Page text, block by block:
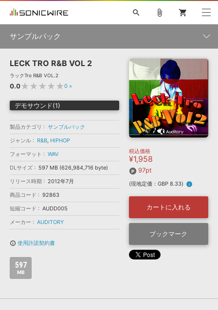
ソフト音源 »
プラグイン・エフェクト »
サンプルパック »
ソフトウェア／ツール »
DAW »
効果音 »
BGM »
キャンペーン »
特集 »
ニュースレター »
SONICWIREブログ »
製品サポート情報 »
DTMガイド »
FAQ »
お問い合わせ »
音楽カード
楽曲配信流通 サービス
無償のサウンド管理ソフト
search
初音ミク NT 鏡音リン・レン V4X 巡音ルカ V4X
MEIKO V3
KAITO V3
TOONTRACK
SPITFIRE AUDIO
VIENNA
EZ DRUMMER 3
ライセンスフリーBGM
サンプルパックを試そう
ボーカル抜き出し
DUBSTEP
MUTANT
ROUTER.FM
ソフト音源 プラグイン・エフェクト
ソフトウェア／ツール 効果音
attach_file shopping_cart
サンプルパック
製品一覧
ジャンル
メーカー
フォーマット
ランキング
LECK TRO R&B VOL 2
ラックTro R&B VOL.2
0.0★★★★★0 »
デモサウンド(1)
製品カテゴリ
サンプルパック
ジャンル
R&B, HIPHOP
フォーマット
WAV
DLサイズ
597 MB (626,984,716 byte)
リリース時期
2012年7月
商品コード
92863
短縮コード
AUDD005
メーカー
AUDITORY
info_outline 使用許諾契約書
597
MB
税込価格
¥1,958
97pt
(現地定価：GBP 8.33) info
カートに入れる
ブックマーク